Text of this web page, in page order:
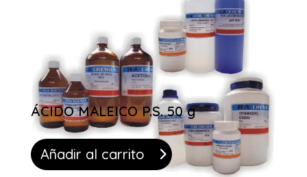
ÁCIDO MALEICO P.S. 50 g
Añadir al carrito